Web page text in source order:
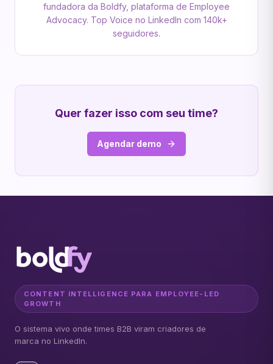
fundadora da Boldfy, plataforma de Employee
Advocacy. Top Voice no LinkedIn com 140k+
seguidores.
Quer fazer isso com seu time?
Agendar demo
CONTENT INTELLIGENCE PARA EMPLOYEE-LED
GROWTH
O sistema vivo onde times B2B viram criadores de
marca no LinkedIn.